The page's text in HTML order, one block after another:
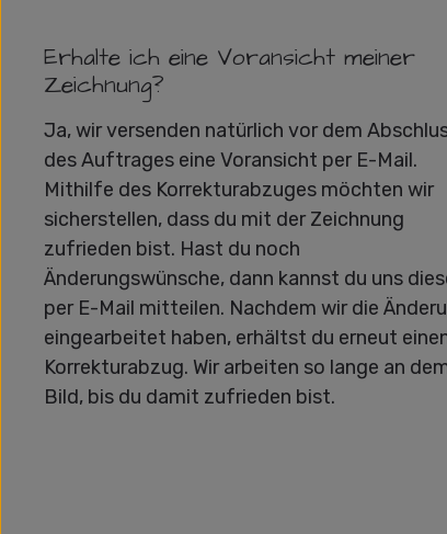
Erhalte ich eine Voransicht meiner
Zeichnung?
Ja, wir versenden natürlich vor dem
des Auftrages eine Voransicht per E-Mail.
Mithilfe des Korrekturabzuges möchten wir
sicherstellen, dass du mit der Zeichnung
zufrieden bist. Hast du noch
Änderungswünsche, dann kannst du uns
per E-Mail mitteilen. Nachdem wir die
eingearbeitet haben, erhältst du erneut
Korrekturabzug. Wir arbeiten so lange an
Bild, bis du damit zufrieden bist.